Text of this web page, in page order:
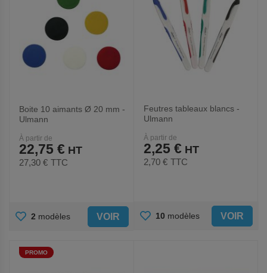
Boite 10 aimants Ø 20 mm -
Ulmann
À partir de
22,75 €
27,30 € TTC
AJOUTER
FAVORIS
2 modèles VOIR
Feutres tableaux blancs -
Ulmann
À partir de
2,25 €
2,70 € TTC
AJOUTER
10 modèles VOIR
PROMO